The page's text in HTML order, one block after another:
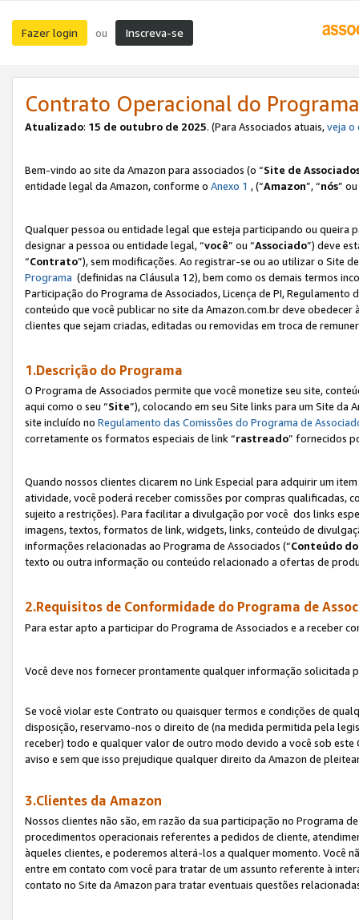
Fazer login ou Inscreva-se
Contrato Operacional do
Atualizado: 15 de outubro de 2025. (Para Associados atuais,veja o
Bem-vindo ao site da Amazon para associados (o “Site de
entidade legal da Amazon, conforme o Anexo 1 , (“Amazon”, “nós”
Qualquer pessoa ou entidade legal que esteja participando ou queira
designar a pessoa ou entidade legal, “você” ou “Associado”) deve
“Contrato”), sem modificações. Ao registrar-se ou ao utilizar o Site
Programa (definidas na Cláusula 12), bem como os demais termos
Participação do Programa de Associados, Licença de PI,
conteúdo que você publicar no site da Amazon.com.br deve
clientes que sejam criadas, editadas ou removidas em troca de
1.Descrição do Programa
O Programa de Associados permite que você monetize seu site,
aqui como o seu “Site”), colocando em seu Site links para um Site da
site incluído no Regulamento das Comissões do Programa de
corretamente os formatos especiais de link “rastreado” fornecidos
Quando nossos clientes clicarem no Link Especial para adquirir um
atividade, você poderá receber comissões por compras qualificadas,
sujeito a restrições). Para facilitar a divulgação por você dos links
imagens, textos, formatos de link, widgets, links, conteúdo de
informações relacionadas ao Programa de Associados (“Conteúdo
texto ou outra informação ou conteúdo relacionado a ofertas de
2.Requisitos de Conformidade do Programa de
Para estar apto a participar do Programa de Associados e a receber
Você deve nos fornecer prontamente qualquer informação solicitada
Se você violar este Contrato ou quaisquer termos e condições de
disposição, reservamo-nos o direito de (na medida permitida pela
receber) todo e qualquer valor de outro modo devido a você sob
aviso e sem que isso prejudique qualquer direito da Amazon de
3.Clientes da Amazon
Nossos clientes não são, em razão da sua participação no Programa
procedimentos operacionais referentes a pedidos de cliente,
àqueles clientes, e poderemos alterá-los a qualquer momento. Você
entre em contato com você para tratar de um assunto referente à
contato no Site da Amazon para tratar eventuais questões